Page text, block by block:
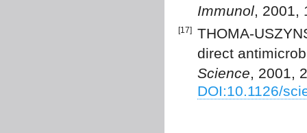
Immunol, 2001,
[17]
THOMA-
direct
Science, 2001,
DOI:10.1126/